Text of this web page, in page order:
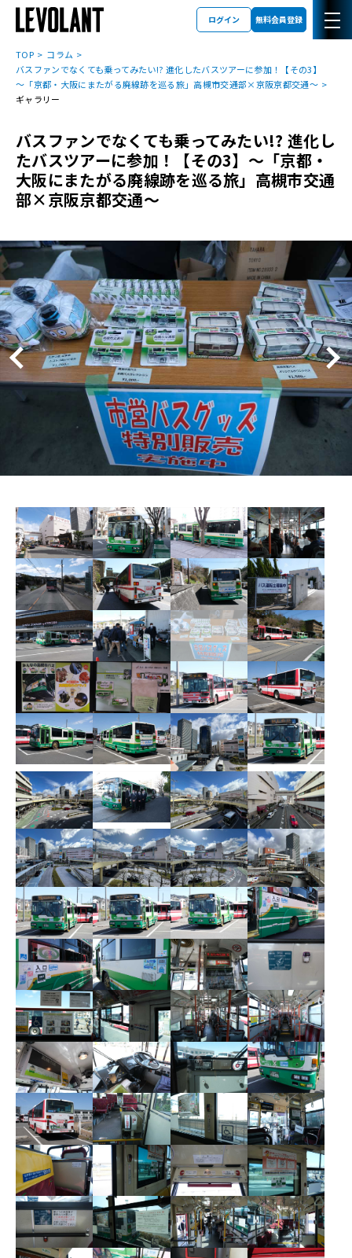
ログイン 無料会員登録
TOP
コラム
バスファンでなくても乗ってみたい!? 進化したバスツアーに参加！【その3】
～「京都・大阪にまたがる廃線跡を巡る旅」高槻市交通部×京阪京都交通～
ギャラリー
バスファンでなくても乗ってみたい!? 進化し
たバスツアーに参加！【その3】～「京都・
大阪にまたがる廃線跡を巡る旅」高槻市交通
部×京阪京都交通～